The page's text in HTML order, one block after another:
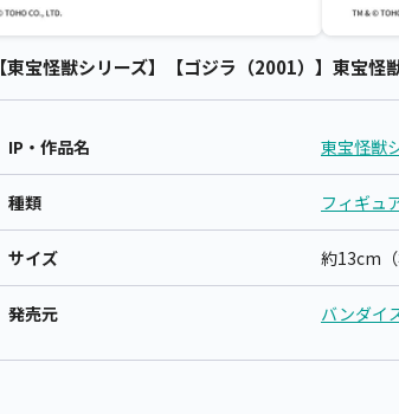
【東宝怪獣シリーズ】【ゴジラ（2001）】東宝
IP・作品名 東宝怪獣
種類 フィギュ
サイズ 約13cm（
発売元 バンダイ